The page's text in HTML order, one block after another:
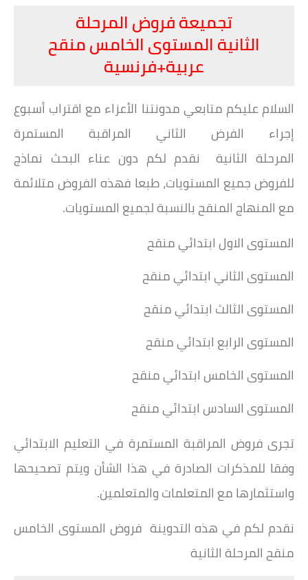
تجميعة فروض المرحلة
الثانية المستوى الخامس منقح
عربية+فرنسية
السلام عليكم متابعي مدونتنا الأعزاء مع اقتراب أسبوع
إجراء الفرض الثاني المراقبة المستمرة
المرحلة الثانية
نقدم لكم دون عناء البحث نماذج
للفروض جميع المستويات، طبعا فهذه الفروض متلائمة
مع المنهاج المنقح بالنسبة لجميع المستويات.
المستوى الاول ابتدائي منقح
المستوى الثاني ابتدائي منقح
المستوى الثالث ابتدائي منقح
المستوى الرابع ابتدائي منقح
المستوى الخامس ابتدائي منقح
المستوى السادس ابتدائي منقح
تجرى فروض المراقبة المستمرة في التعليم الابتدائي
وفقا للمذكرات الصادرة في هذا الشأن ويتم تصحيحها
واستثمارها مع المتعلمات والمتعلمين.
نقدم لكم في هذه التدوينة فروض المستوى الخامس
منقح المرحلة الثانية